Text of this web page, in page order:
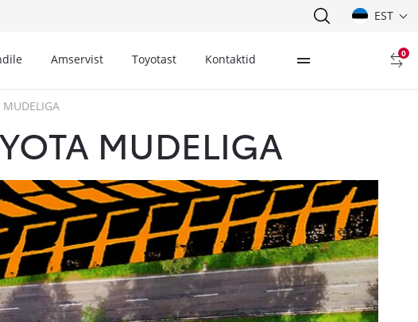
EST
0
Amservist Toyotast Kontaktid
MUDELIGA
MUDELIGA